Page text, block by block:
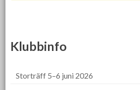
Klubbinfo
Storträff 5–6 juni 2026